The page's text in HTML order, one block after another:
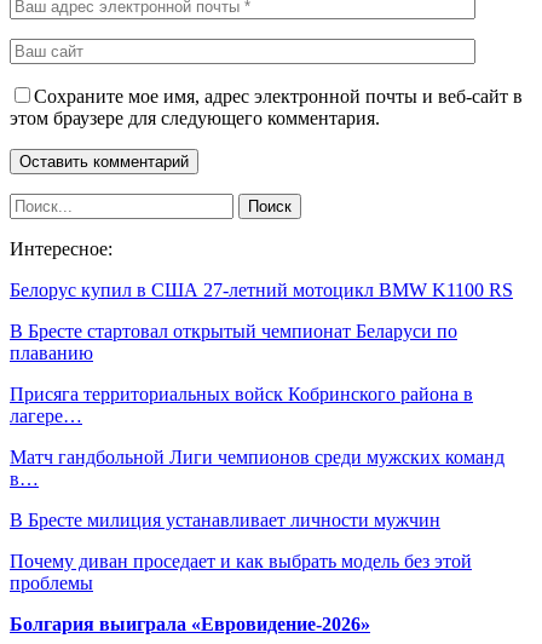
Сохраните мое имя, адрес электронной почты и веб-сайт в
этом браузере для следующего комментария.
Интересное:
Белорус купил в США 27-летний мотоцикл BMW K1100 RS
В Бресте стартовал открытый чемпионат Беларуси по
плаванию
Присяга территориальных войск Кобринского района в
лагере…
Матч гандбольной Лиги чемпионов среди мужских команд
в…
В Бресте милиция устанавливает личности мужчин
Почему диван проседает и как выбрать модель без этой
проблемы
Болгария выиграла «Евровидение-2026»